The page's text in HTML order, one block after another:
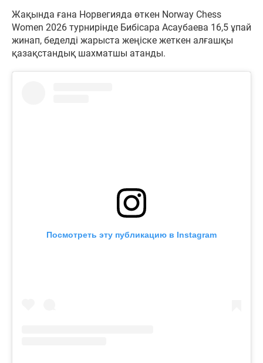
Жақында ғана Норвегияда өткен Norway Chess
Women 2026 турнирінде Бибісара Асаубаева 16,5 ұпай
жинап, беделді жарыста жеңіске жеткен алғашқы
қазақстандық шахматшы атанды.
Посмотреть эту публикацию в Instagram